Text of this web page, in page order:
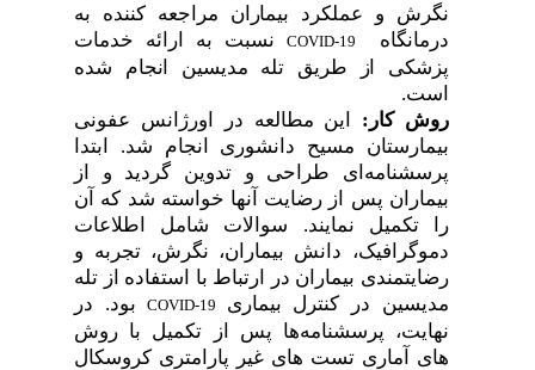
نگرش و عملکرد بیماران مراجعه کننده به
درمانگاه
COVID-19نسبت به ارائه خدمات
پزشکی از طریق تله مدیسین انجام شده
است.
روش کار: این مطالعه در اورژانس عفونی
بیمارستان مسیح دانشوری انجام شد. ابتدا
پرسشنامهای طراحی و تدوین گردید و از
بیماران پس از رضایت آنها خواسته شد که آن
را تکمیل نمایند. سوالات شامل اطلاعات
دموگرافیک، دانش بیماران، نگرش، تجربه و
رضایتمندی بیماران در ارتباط با استفاده از تله
مدیسین در کنترل بیماریCOVID-19بود. در
نهایت، پرسشنامهها پس از تکمیل با روش
های آماری تست های غیر پارامتری کروسکال